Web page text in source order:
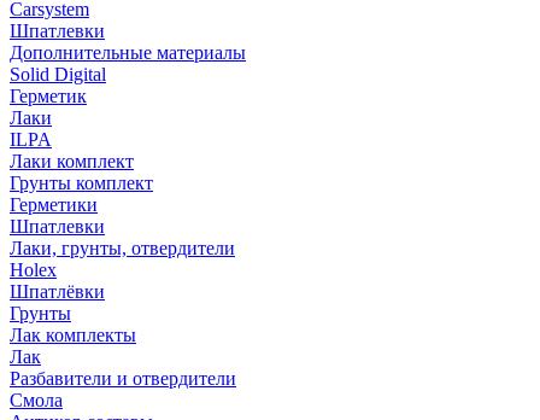
Carsystem
Шпатлевки
Дополнительные материалы
Solid Digital
Герметик
Лаки
ILPA
Лаки комплект
Грунты комплект
Герметики
Шпатлевки
Лаки, грунты, отвердители
Holex
Шпатлёвки
Грунты
Лак комплекты
Лак
Разбавители и отвердители
Смола